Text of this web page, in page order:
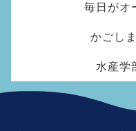
毎日がオ
かごし
水産学